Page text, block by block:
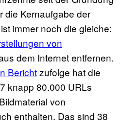
die Kernaufgabe der
immer noch die gleiche:
von
dem Internet entfernen.
Berichtzufolge hat die
knapp 80.000 URLs
von
enthalten. Das sind 38